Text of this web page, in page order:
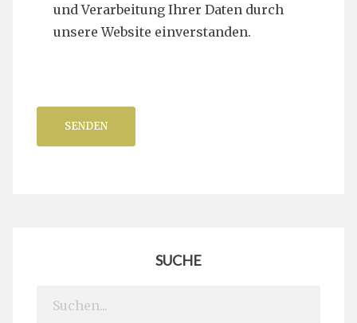
und Verarbeitung Ihrer Daten durch
unsere Website einverstanden.
SENDEN
SUCHE
Search